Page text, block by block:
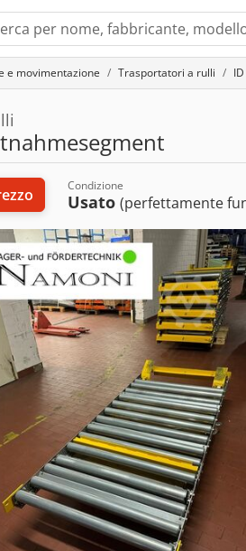
e movimentazione Trasportatori a rulli
Condizione
Usato(perfettamente